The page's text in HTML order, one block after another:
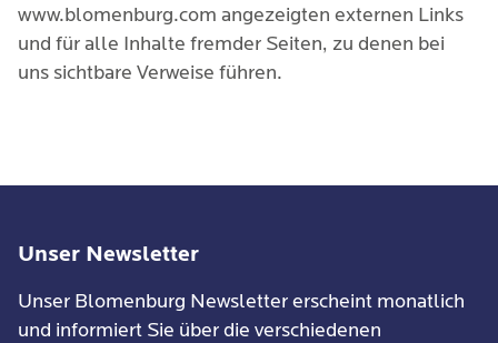
www.blomenburg.com angezeigten externen Links
und für alle Inhalte fremder Seiten, zu denen bei
uns sichtbare Verweise führen.
Unser Newsletter
Unser Blomenburg Newsletter erscheint monatlich
und informiert Sie über die verschiedenen